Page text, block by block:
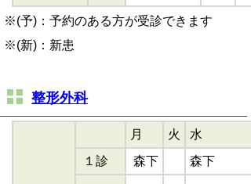
※(予)：予約のある方が受診できます
※(新)：新患
整形外科
月 火
水
１診
森下 森下